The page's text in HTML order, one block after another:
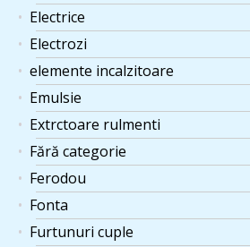
Electrice
Electrozi
elemente incalzitoare
Emulsie
Extrctoare rulmenti
Fără categorie
Ferodou
Fonta
Furtunuri cuple